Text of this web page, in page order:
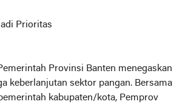
Prioritas
Provinsi Banten menegaskan
keberlanjutan sektor pangan. Bersama
kabupaten/kota, Pemprov